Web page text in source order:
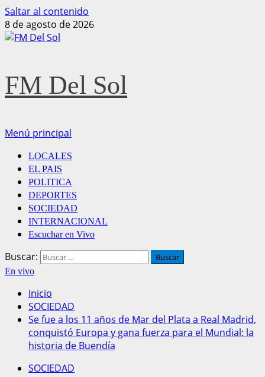
Saltar al contenido
8 de agosto de 2026
FM Del Sol
Menú principal
LOCALES
EL PAIS
POLITICA
DEPORTES
SOCIEDAD
INTERNACIONAL
Escuchar en Vivo
Buscar:
En vivo
Inicio
SOCIEDAD
Se fue a los 11 años de Mar del Plata a Real Madrid,
conquistó Europa y gana fuerza para el Mundial: la
historia de Buendía
SOCIEDAD